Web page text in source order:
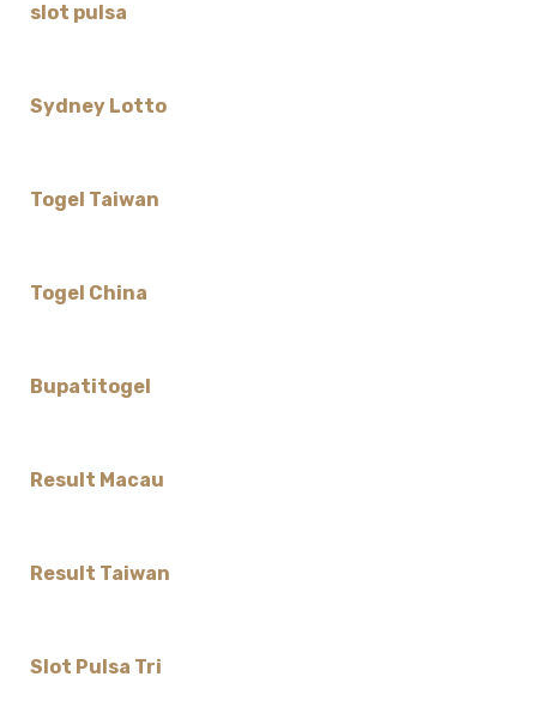
slot pulsa
Sydney Lotto
Togel Taiwan
Togel China
Bupatitogel
Result Macau
Result Taiwan
Slot Pulsa Tri